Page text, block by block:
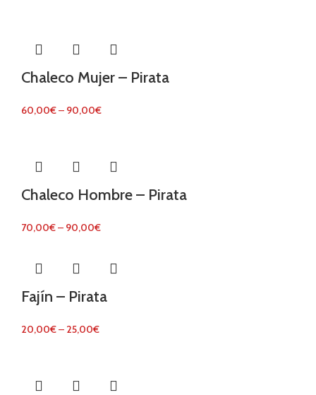
Chaleco Mujer – Pirata
60,00€– 90,00€
Chaleco Hombre – Pirata
70,00€– 90,00€
Fajín – Pirata
20,00€– 25,00€